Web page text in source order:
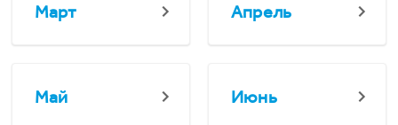
Март Апрель
Май Июнь